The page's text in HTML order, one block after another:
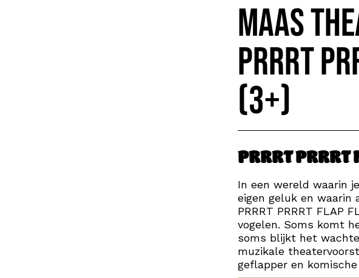
Maas
PRRRT
(3+)
PRRRT PRRRT
In een wereld waarin
eigen geluk en waarin
PRRRT PRRRT FLAP
vogelen. Soms komt
soms blijkt het
muzikale
geflapper en